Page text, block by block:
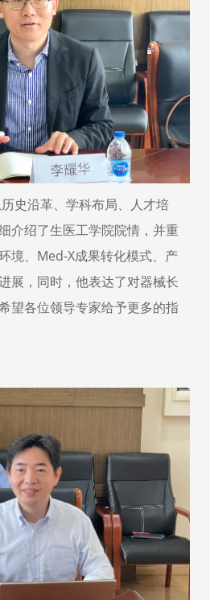
史沿革、学科布局、人才培
介绍了生医工学院院情，并重
境、 Med-X成果转化模式、产
展，同时，他表达了对器械长
望各位领导专家给予更多的指